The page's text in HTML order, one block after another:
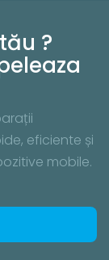
?
eficiente și
mobile.